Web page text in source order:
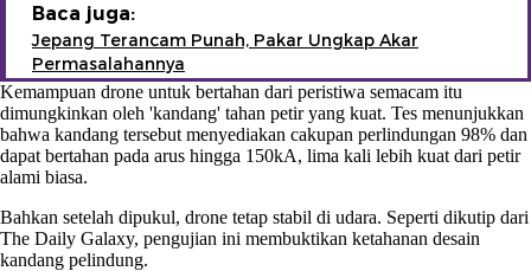
Baca juga:
Jepang Terancam Punah, Pakar Ungkap Akar
Permasalahannya
Kemampuan drone untuk bertahan dari peristiwa semacam itu
dimungkinkan oleh 'kandang' tahan petir yang kuat. Tes menunjukkan
bahwa kandang tersebut menyediakan cakupan perlindungan 98% dan
dapat bertahan pada arus hingga 150kA, lima kali lebih kuat dari petir
alami biasa.
Bahkan setelah dipukul, drone tetap stabil di udara. Seperti dikutip dari
The Daily Galaxy, pengujian ini membuktikan ketahanan desain
kandang pelindung.